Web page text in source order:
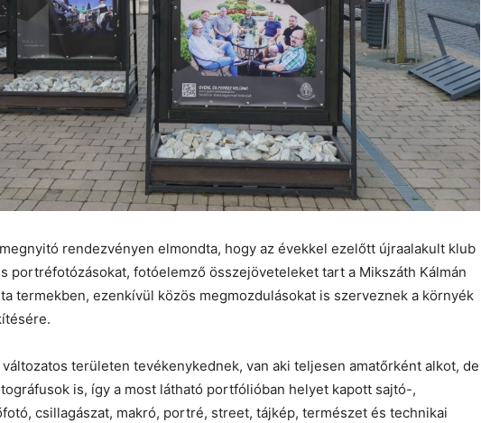
rendezvényen elmondta, hogy az évekkel ezelőtt újraalakult klub
portréfotózásokat, fotóelemző összejöveteleket tart a Mikszáth Kálmán
termekben, ezenkívül közös megmozdulásokat is szerveznek a környék
területen tevékenykednek, van aki teljesen amatőrként alkot, de
is, így a most látható portfólióban helyet kapott sajtó-,
csillagászat, makró, portré, street, tájkép, természet és technikai